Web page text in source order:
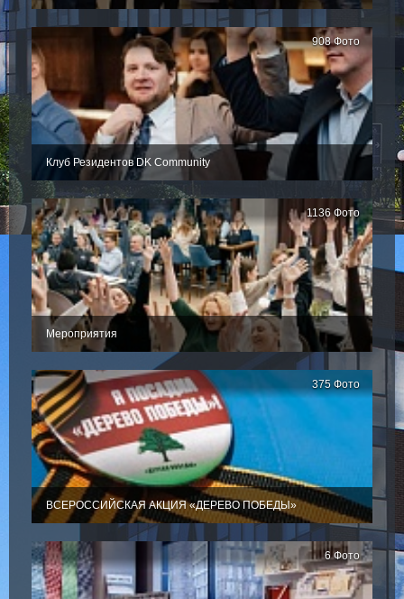
Клуб Резидентов DK Community
908 Фото
Мероприятия
1136 Фото
ВСЕРОССИЙСКАЯ АКЦИЯ «ДЕРЕВО ПОБЕДЫ»
375 Фото
6 Фото